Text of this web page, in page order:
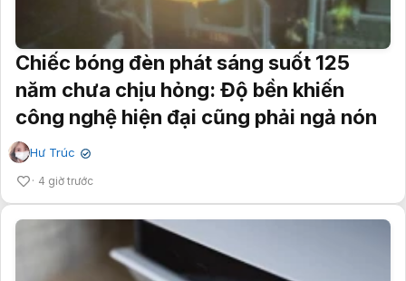
Chiếc bóng đèn phát sáng suốt 125
năm chưa chịu hỏng: Độ bền khiến
công nghệ hiện đại cũng phải ngả nón
Hư Trúc ✔
4 giờ trước